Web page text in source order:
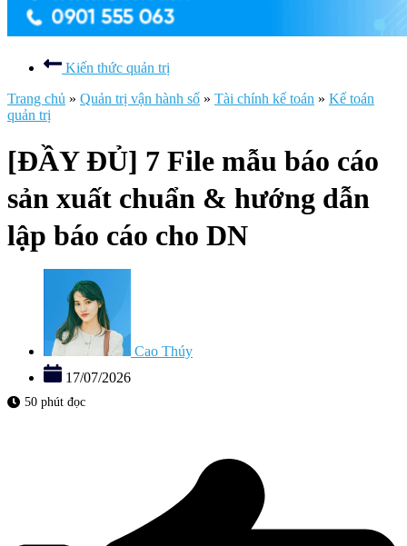
Kiến thức quản trị
Trang chủ » Quản trị vận hành số » Tài chính kế toán » Kế toán
quản trị
[ĐẦY ĐỦ] 7 File mẫu báo cáo
sản xuất chuẩn & hướng dẫn
lập báo cáo cho DN
Cao Thúy
17/07/2026
50 phút đọc